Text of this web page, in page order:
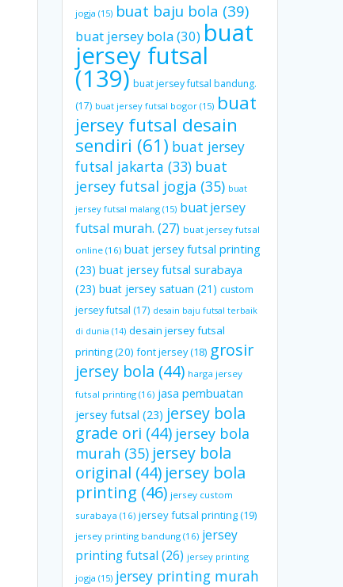
jogja (15) buat baju bola (39)
buat jersey bola(30) buat
jersey futsal
(139) buat jersey futsal bandung.
(17) buat jersey futsal bogor (15) buat
jersey futsal desain
sendiri (61) buat jersey
futsal jakarta (33) buat
jersey futsal jogja (35) buat
jersey futsal malang (15) buat jersey
futsal murah. (27) buat jersey futsal
online (16) buat jersey futsal printing
(23) buat jersey futsal surabaya
(23) buat jersey satuan (21) custom
jersey futsal (17) desain baju futsal terbaik
di dunia (14) desain jersey futsal
printing(20) font jersey(18) grosir
jersey bola (44) harga jersey
futsal printing (16) jasa pembuatan
jersey futsal (23) jersey bola
grade ori (44) jersey bola
murah (35) jersey bola
original (44) jersey bola
printing (46) jersey custom
surabaya (16) jersey futsal printing(19)
jersey printing bandung (16) jersey
printing futsal (26) jersey printing
jogja (15) jersey printing murah